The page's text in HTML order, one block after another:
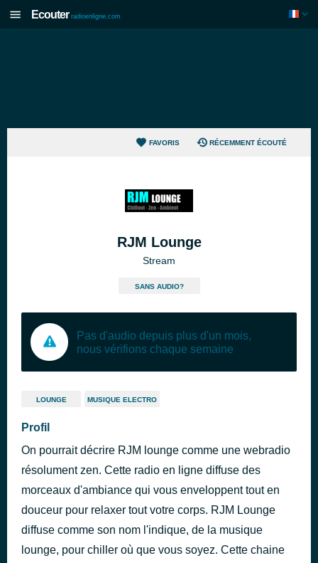
Ecouter radioenligne.com
FAVORIS RÉCEMMENT ÉCOUTÉ
RJM Lounge
Stream
SANS AUDIO?
Pas d'audio depuis plus d'un mois,
nous vérifions chaque semaine
LOUNGE MUSIQUE ELECTRO
Profil
On pourrait décrire RJM lounge comme une webradio
résolument zen. Cette radio en ligne diffuse des
morceaux d'ambiance qui vous enveloppent tout en
douceur pour relaxer tout votre corps. RJM Lounge
diffuse comme son nom l'indique, de la musique
lounge, pour chiller où que vous soyez. Cette chaine